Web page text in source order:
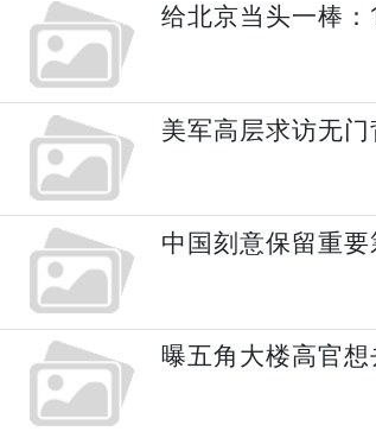
给北京当头一棒
美军高层求访无
中国刻意保留重
曝五角大楼高官